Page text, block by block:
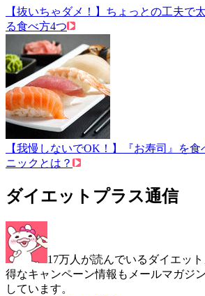
【抜いちゃダメ！】ちょっとの工夫で
る食べ方4つ
【我慢しないでOK！】『お寿司』を
ニックとは？
ダイエットプラス通信
17万人が読んでいるダイエッ
得なキャンペーン情報もメールマガジ
しています。